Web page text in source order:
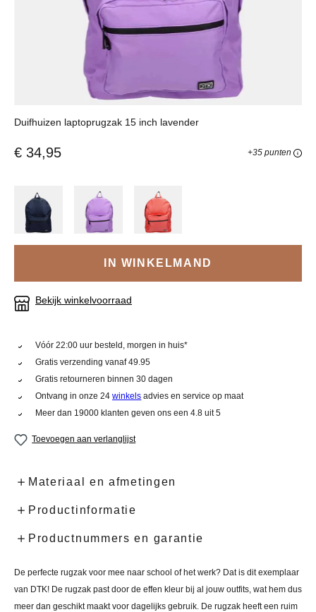
Duifhuizen laptoprugzak 15 inch lavender
€ 34,95 +35 punten
IN WINKELMAND
Bekijk winkelvoorraad
Vóór 22:00 uur besteld, morgen in huis*
Gratis verzending vanaf 49.95
Gratis retourneren binnen 30 dagen
Ontvang in onze 24winkels advies en service op maat
Meer dan 19000 klanten geven ons een 4.8 uit 5
Toevoegen aan verlanglijst
Materiaal en afmetingen
Productinformatie
Productnummers en garantie
De perfecte rugzak voor mee naar school of het werk? Dat is dit exemplaar
van DTK! De rugzak past door de effen kleur bij al jouw outfits, wat hem dus
meer dan geschikt maakt voor dagelijks gebruik. De rugzak heeft een ruim